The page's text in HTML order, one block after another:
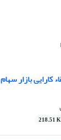
کارایی بازار سهام
218.51 K